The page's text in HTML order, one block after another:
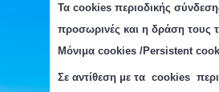
Τα cookies περιοδικής σύνδεση
προσωρινές και η δράση τους
Μόνιμα cookies /Persistent
Σε αντίθεση με τα cookies